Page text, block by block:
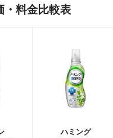
・料金比較表
ハミング